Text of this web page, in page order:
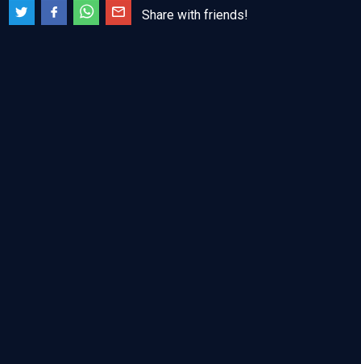
Share with friends!